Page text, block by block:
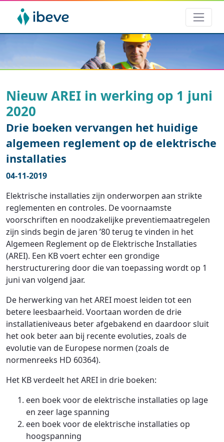
Nieuw AREI in werking op 1 juni
2020
Drie boeken vervangen het huidige
algemeen reglement op de elektrische
installaties
04-11-2019
Elektrische installaties zijn onderworpen aan strikte
reglementen en controles. De voornaamste
voorschriften en noodzakelijke preventiemaatregelen
zijn sinds begin de jaren ’80 terug te vinden in het
Algemeen Reglement op de Elektrische Installaties
(AREI). Een KB voert echter een grondige
herstructurering door die van toepassing wordt op 1
juni van volgend jaar.
De herwerking van het AREI moest leiden tot een
betere leesbaarheid. Voortaan worden de drie
installatieniveaus beter afgebakend en daardoor sluit
het ook beter aan bij recente evoluties, zoals de
evolutie van de Europese normen (zoals de
normenreeks HD 60364).
Het KB verdeelt het AREI in drie boeken:
een boek voor de elektrische installaties op lage
en zeer lage spanning
een boek voor de elektrische installaties op
hoogspanning